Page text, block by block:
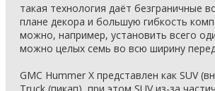
такая технология даёт безграничные
плане декора и большую гибкость
можно, например, установить всего
можно целых семь во всю ширину
GMC Hummer X представлен как SUV